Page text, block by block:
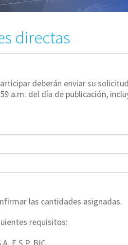
directas
deberán enviar su
a.m. del día de publicación,
las cantidades asignadas.
requisitos: